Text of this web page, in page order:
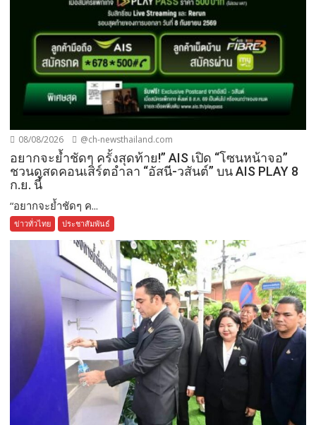
08/08/2026 @ch-newsthailand.com
อยากจะย้ำชัดๆ ครั้งสุดท้าย!” AIS เปิด “โซนหน้าจอ”
ชวนดูสดคอนเสิร์ตอำลา “อัสนี-วสันต์” บน AIS PLAY 8
ก.ย. นี้
“อยากจะย้ำชัดๆ ค...
ข่าวทั่วไทย ประชาสัมพันธ์